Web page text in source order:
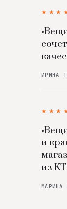
ИРИНА
и
из
МАРИНА